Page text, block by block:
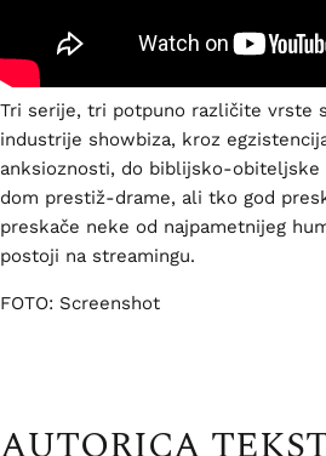
Tri serije, tri potpuno različite vrste
industrije showbiza, kroz
anksioznosti, do biblijsko-obiteljske
dom prestiž-drame, ali tko god
preskače neke od najpametnijeg
postoji na streamingu.
FOTO: Screenshot